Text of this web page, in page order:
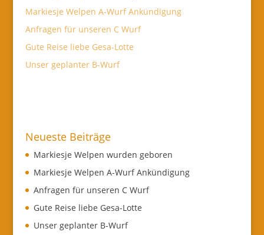
Markiesje Welpen A-Wurf Ankündigung
Anfragen für unseren C Wurf
Gute Reise liebe Gesa-Lotte
Unser geplanter B-Wurf
Neueste Beiträge
Markiesje Welpen wurden geboren
Markiesje Welpen A-Wurf Ankündigung
Anfragen für unseren C Wurf
Gute Reise liebe Gesa-Lotte
Unser geplanter B-Wurf